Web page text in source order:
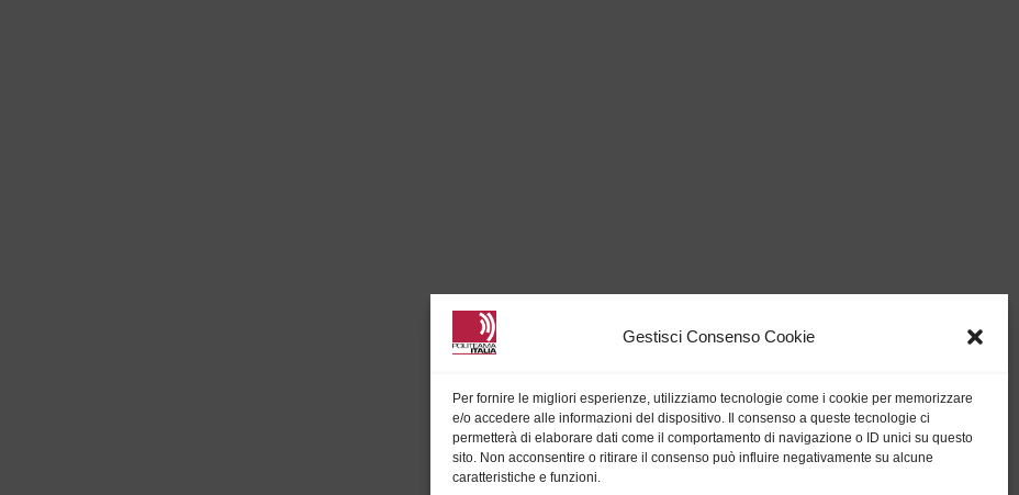
Gestisci Consenso Cookie
Per fornire le migliori esperienze, utilizziamo tecnologie come i cookie per memorizzare
e/o accedere alle informazioni del dispositivo. Il consenso a queste tecnologie ci
permetterà di elaborare dati come il comportamento di navigazione o ID unici su questo
sito. Non acconsentire o ritirare il consenso può influire negativamente su alcune
caratteristiche e funzioni.